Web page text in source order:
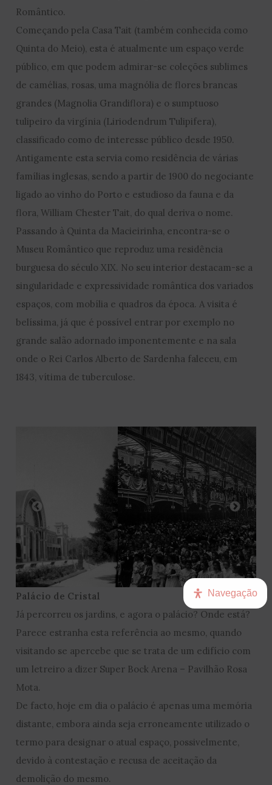
Romântico.
Começando pela Casa Tait (também conhecida como
Quinta do Meio), esta é atualmente um espaço verde
público, em que podem admirar-se coleções sublimes
de camélias, rosas, uma magnólia de flores brancas
grandes (Magnolia Grandiflora) e o sumptuoso
tulipeiro da virgínia (Liriodendrum Tulipifera),
classificado como de interesse público desde 1950.
Antigamente esta servia como residência de várias
famílias inglesas, sendo a partir de 1900 do negociante
ligado ao vinho do Porto e estudioso da fauna e da
flora, William Chester Tait, do qual deriva o nome.
Passando à Quinta da Macieirinha, encontra-se o
Museu Romântico que reproduz uma residência
burguesa do século XIX. No seu interior destacam-se a
singularidade e expressividade romântica dos variados
espaços, com mobília e quadros da época. A visita é
belíssima, já que é possível entrar por exemplo no
grande salão adornado imponentemente e na sala
onde o Rei Carlos Alberto de Sardenha faleceu, em
1843, vítima de tuberculose.
Palácio de Cristal
Já percorreu os jardins, e agora o palácio? Onde está?
Parece estranha esta referência ao mesmo, quando
visitando se apercebe que se trata de um edifício com
um letreiro a dizer Super Bock Arena – Pavilhão Rosa
Mota.
De facto, hoje em dia o palácio é apenas uma memória
distante, embora ainda seja erroneamente utilizado o
termo para designar o atual espaço, possivelmente,
devido à contestação e recusa de aceitação da
demolição do mesmo.
Navegação